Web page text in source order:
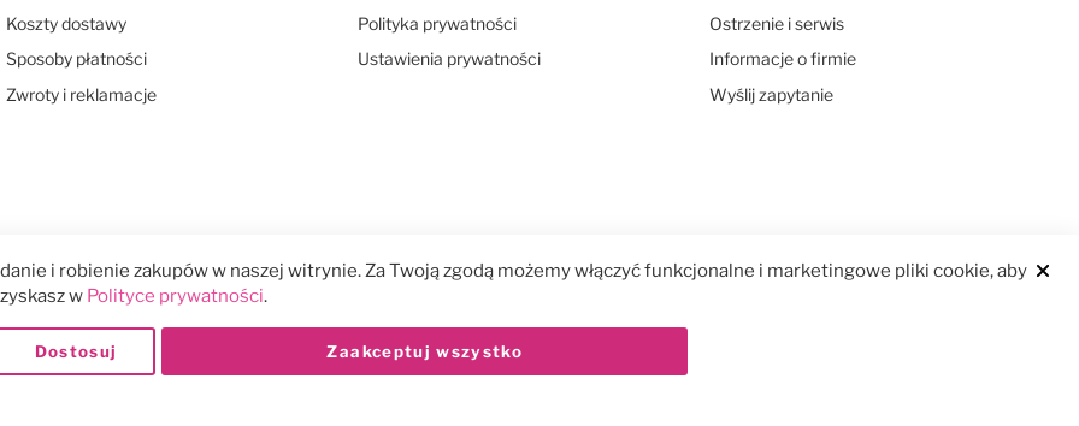
Koszty dostawy
Sposoby płatności
Zwroty i reklamacje
Polityka prywatności
Ustawienia prywatności
Ostrzenie i serwis
Informacje o firmie
Wyślij zapytanie
Płatności:
i robienie zakupów w naszej witrynie. Za Twoją zgodą możemy włączyć funkcjonalne i marketingowe pliki cookie, aby
w Polityce prywatności.
Zaakceptuj wszystko
Dostosuj